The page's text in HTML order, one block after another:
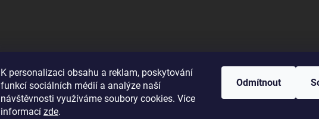
K personalizaci obsahu a reklam, poskytování
funkcí sociálních médií a analýze naší
návštěvnosti využíváme soubory cookies. Více
informací zde.
Odmítnout